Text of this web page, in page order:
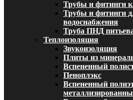
Трубы и фитинги
Трубы и фитинги
водоснабжения
Труба ПНД
Теплоизоляция
Звукоизоляция
Плиты из
Вспененный
Пеноплэкс
Вспененный